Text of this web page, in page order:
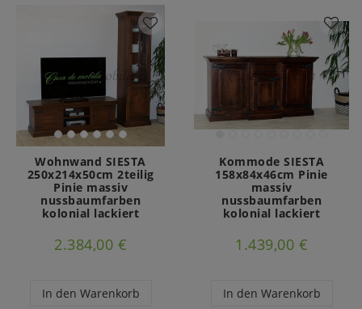
Wohnwand SIESTA
250x214x50cm 2teilig
Pinie massiv
nussbaumfarben
kolonial lackiert
2.384,00 €
In den Warenkorb
Kommode SIESTA
158x84x46cm Pinie
massiv
nussbaumfarben
kolonial lackiert
1.439,00 €
In den Warenkorb